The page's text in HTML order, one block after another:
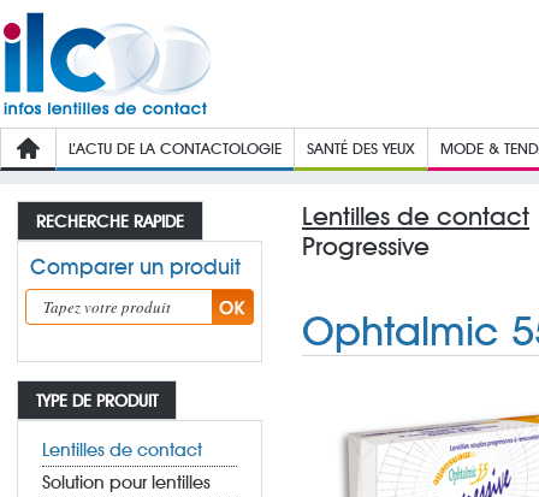
L’ACTU DE LA CONTACTOLOGIE SANTÉ DES YEUX MODE &
RECHERCHE RAPIDE
Comparer un produit
TYPE DE PRODUIT
Lentilles de contact
Solution pour lentilles
Lentilles de contact
Progressive
Ophtalmic